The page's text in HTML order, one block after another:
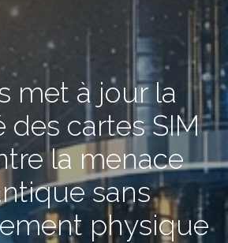
met à jour la
des cartes SIM
la menace
sans
physique